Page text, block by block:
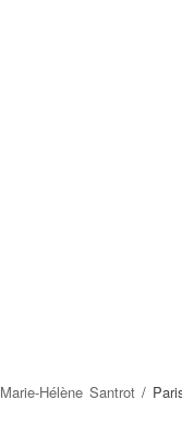
Marie-Hélène Santrot/